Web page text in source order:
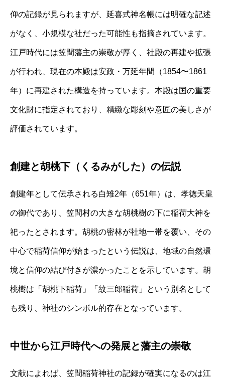
仰の記録が見られますが、延喜式神名帳には明確な記述
がなく、小規模な社だった可能性も指摘されています。
江戸時代には笠間藩主の崇敬が厚く、社殿の再建や拡張
が行われ、現在の本殿は安政・万延年間（1854〜1861
年）に再建された構造を持っています。本殿は国の重要
文化財に指定されており、精緻な彫刻や意匠の美しさが
評価されています。
創建と胡桃下（くるみがした）の伝説
創建年として伝承される白雉2年（651年）は、孝徳天皇
の御代であり、笠間村の大きな胡桃樹の下に稲荷大神を
祀ったとされます。胡桃の密林が社地一帯を覆い、その
中心で稲荷信仰が始まったという伝説は、地域の自然環
境と信仰の結び付きが濃かったことを示しています。胡
桃樹は「胡桃下稲荷」「紋三郎稲荷」という別名として
も残り、神社のシンボル的存在となっています。
中世から江戸時代への発展と藩主の崇敬
文献によれば、笠間稲荷神社の記録が確実になるのは江